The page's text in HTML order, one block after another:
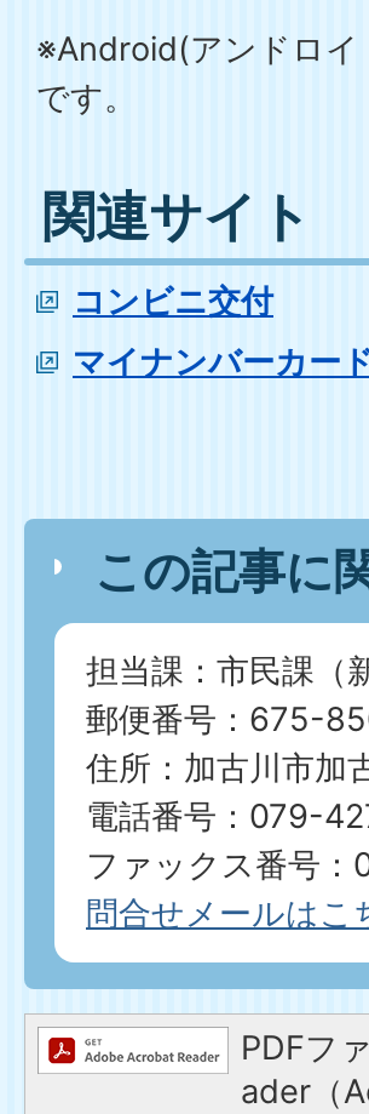
※Android(アンドロイ
です。
関連サイト
コンビニ交付
マイナンバーカー
この記事に
担当課：市民課（
郵便番号：675-
住所：加古川市加
電話番号：079-
ファックス番号
問合せメールはこ
PDFフ
ader（